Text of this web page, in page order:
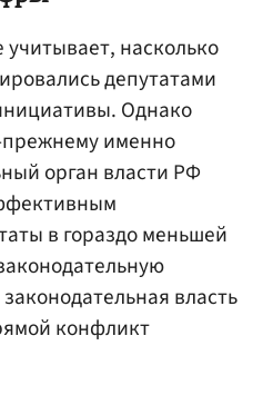
насколько
депутатами
Однако
прежнему именно
орган власти РФ
в гораздо меньшей
власть
конфликт